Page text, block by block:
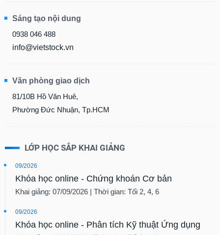
Sáng tạo nội dung
0938 046 488
info@vietstock.vn
Văn phòng giao dịch
81/10B Hồ Văn Huê,
Phường Đức Nhuận, Tp.HCM
LỚP HỌC SẮP KHAI GIẢNG
09/2026
Khóa học online - Chứng khoán Cơ bản
Khai giảng: 07/09/2026 | Thời gian: Tối 2, 4, 6
09/2026
Khóa học online - Phân tích Kỹ thuật Ứng dụng